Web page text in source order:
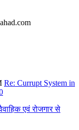
Re: Currupt System in
एवं रोजगार से